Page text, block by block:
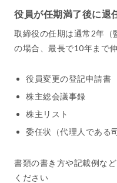
役員が任期満了後に退
取締役の任期は通常2年（
の場合、最長で10年まで
役員変更の登記申請書
株主総会議事録
株主リスト
委任状（代理人である
書類の書き方や記載例な
ください